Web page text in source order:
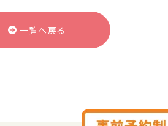
一覧へ戻る